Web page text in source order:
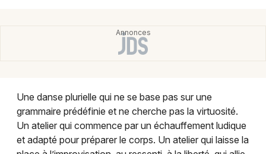
Sorties famille
Expos
Toulouse
Toutes les villes
Une danse plurielle qui ne se base pas sur une
grammaire prédéfinie et ne cherche pas la virtuosité.
Un atelier qui commence par un échauffement ludique
et adapté pour préparer le corps. Un atelier qui laisse la